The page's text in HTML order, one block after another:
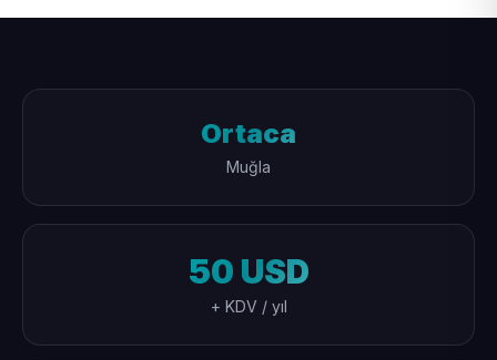
Ortaca
Muğla
50 USD
+ KDV / yıl